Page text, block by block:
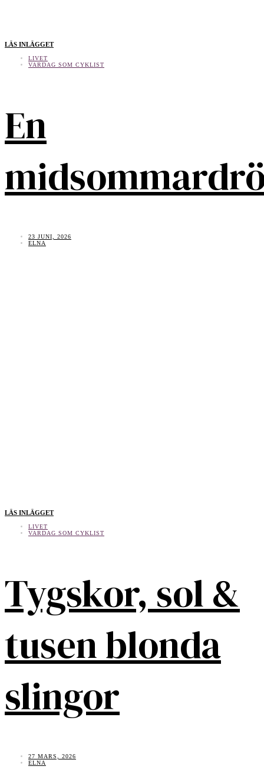
LÄS INLÄGGET
LIVET
VARDAG SOM CYKLIST
En
23 JUNI, 2026
ELNA
LÄS INLÄGGET
LIVET
VARDAG SOM CYKLIST
Tygskor, sol &
tusen blonda
slingor
27 MARS, 2026
ELNA